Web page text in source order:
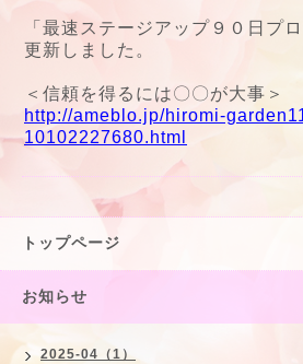
「最速ステージアップ９０日プ
更新しました。
＜信頼を得るには〇〇が大事＞
http://ameblo.jp/hiromi-
10102227680.html
トップページ
お知らせ
2025-04（1）